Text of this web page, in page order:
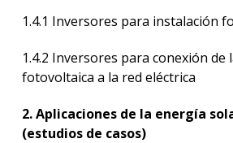
1.4.1 Inversores para instalación
1.4.2 Inversores para conexión de
fotovoltaica a la red eléctrica
2. Aplicaciones de la energía
(estudios de casos)